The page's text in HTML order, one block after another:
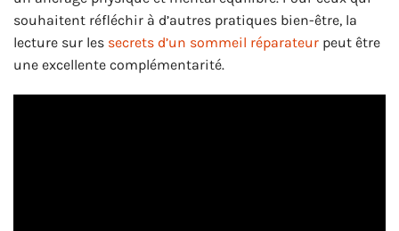
souhaitent réfléchir à d’autres pratiques bien-être, la
lecture sur les secrets d’un sommeil réparateur peut être
une excellente complémentarité.